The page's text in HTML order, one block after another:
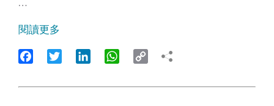
閱讀更多
FacebookTwitter LinkedIn WhatsApp
Copy